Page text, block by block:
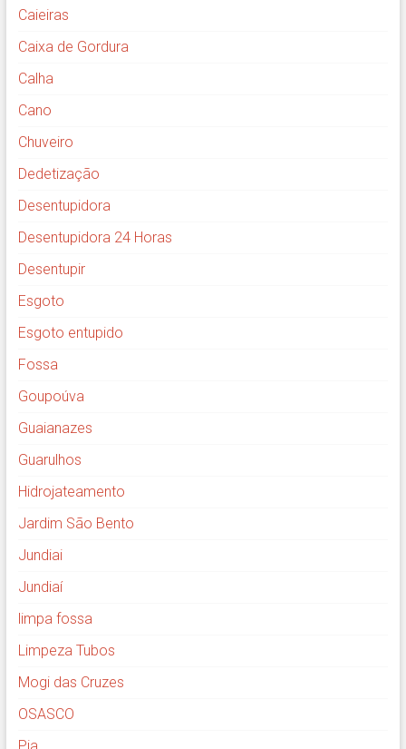
Caieiras
Caixa de Gordura
Calha
Cano
Chuveiro
Dedetização
Desentupidora
Desentupidora 24 Horas
Desentupir
Esgoto
Esgoto entupido
Fossa
Goupoúva
Guaianazes
Guarulhos
Hidrojateamento
Jardim São Bento
Jundiai
Jundiaí
limpa fossa
Limpeza Tubos
Mogi das Cruzes
OSASCO